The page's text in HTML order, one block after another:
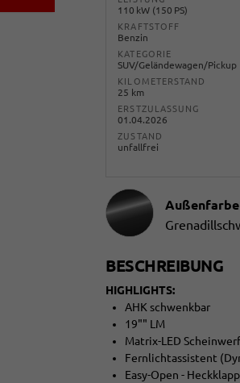
110 kW (150 PS)
KRAFTSTOFF
Benzin
KATEGORIE
SUV/Geländewagen/Pickup
KILOMETERSTAND
25 km
ERSTZULASSUNG
01.04.2026
ZUSTAND
unfallfrei
Außenfarbe
BESCHREIBUNG
HIGHLIGHTS:
AHK schwenkbar
19"" LM
Matrix-LED
Fernlichtassistent
Easy-Open -